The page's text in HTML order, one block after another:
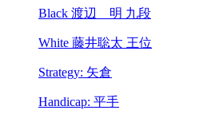
Black 渡辺 明 九段
White 藤井聡太 王位
Strategy: 矢倉
Handicap: 平手